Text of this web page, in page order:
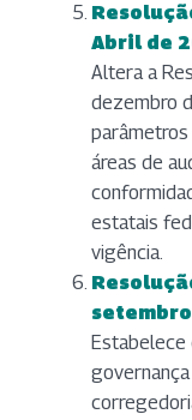
Abril de
(abre em
Altera a
dezembro
áreas de
estatais
vigência.
(abre em